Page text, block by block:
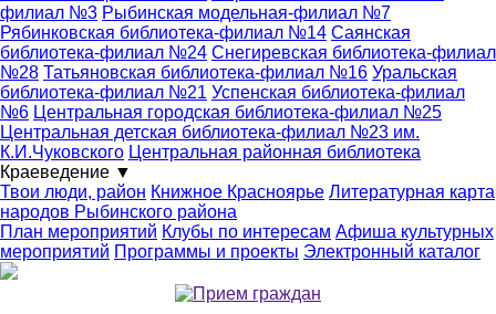
филиал №3 Рыбинская модельная-филиал №7
Рябинковская библиотека-филиал №14 Саянская
библиотека-филиал №24 Снегиревская библиотека-филиал
№28 Татьяновская библиотека-филиал №16 Уральская
библиотека-филиал №21 Успенская библиотека-филиал
№6 Центральная городская библиотека-филиал №25
Центральная детская библиотека-филиал №23 им.
К.И.Чуковского Центральная районная библиотека
Краеведение ▼
Твои люди, район Книжное Красноярье Литературная карта
народов Рыбинского района
План мероприятий Клубы по интересам Афиша культурных
мероприятий Программы и проекты Электронный каталог